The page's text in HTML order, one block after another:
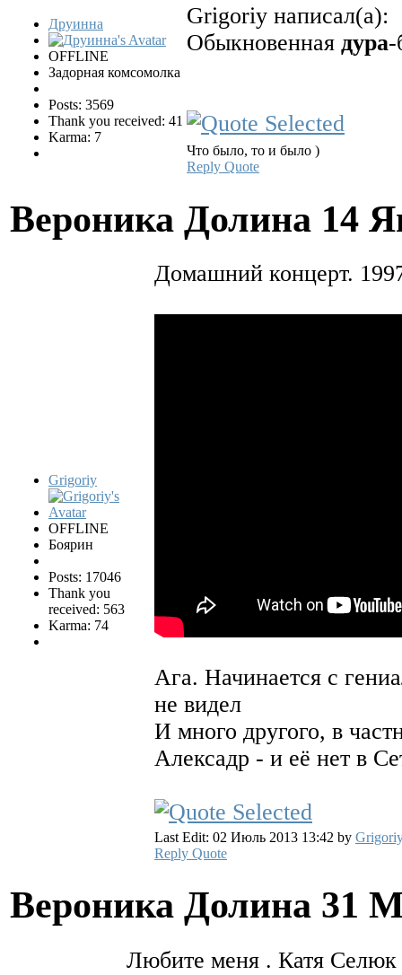
Друинна
OFFLINE
Задорная комсомолка
Posts: 3569
Thank you received: 41
Karma: 7
Grigoriy написал(а):
Обыкновенная дура-
Что было, то и было )
Reply Quote
Вероника Долина 14
Grigoriy
OFFLINE
Боярин
Posts: 17046
Thank you
received: 563
Karma: 74
Домашний концерт.
Ага. Начинается с
не видел
И много другого, в
Алексадр - и её нет в
Last Edit: 02 Июль 2013 13:42 by Grigoriy
Reply Quote
Вероника Долина 31
Любите меня . Катя Селюк